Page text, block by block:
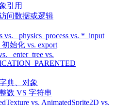
引用
问数据或逻辑
vs. _physics_process vs. *_input
初始化 vs. export
_enter_tree vs.
典、对象
数 VS 字符串
vs. AnimatedSprite2D vs.